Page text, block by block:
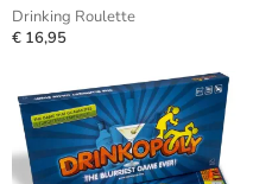
Drinking Roulette
€ 16,95